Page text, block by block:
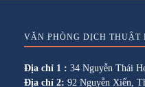
VĂN PHÒNG DỊCH THUẬT
Địa chỉ 1 : 34 Nguyễn Thái
Địa chỉ 2: 92 Nguyễn Xiển,